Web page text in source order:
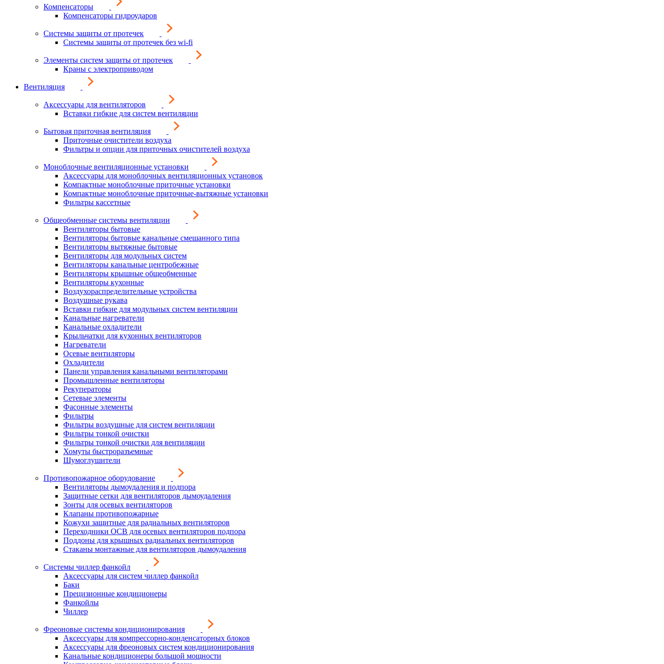
Компенсаторы
Компенсаторы гидроударов
Системы защиты от протечек
Системы защиты от протечек без wi-fi
Элементы систем защиты от протечек
Краны с электроприводом
Вентиляция
Аксессуары для вентиляторов
Вставки гибкие для систем вентиляции
Бытовая приточная вентиляция
Приточные очистители воздуха
Фильтры и опции для приточных очистителей воздуха
Моноблочные вентиляционные установки
Аксессуары для моноблочных вентиляционных установок
Компактные моноблочные приточные установки
Компактные моноблочные приточные-вытяжные установки
Фильтры кассетные
Общеобменные системы вентиляции
Вентиляторы бытовые
Вентиляторы бытовые канальные смешанного типа
Вентиляторы вытяжные бытовые
Вентиляторы для модульных систем
Вентиляторы канальные центробежные
Вентиляторы крышные общеобменные
Вентиляторы кухонные
Воздухораспределительные устройства
Воздушные рукава
Вставки гибкие для модульных систем вентиляции
Канальные нагреватели
Канальные охладители
Крыльчатки для кухонных вентиляторов
Нагреватели
Осевые вентиляторы
Охладители
Панели управления канальными вентиляторами
Промышленные вентиляторы
Рекуператоры
Сетевые элементы
Фасонные элементы
Фильтры
Фильтры воздушные для систем вентиляции
Фильтры тонкой очистки
Фильтры тонкой очистки для вентиляции
Хомуты быстроразъемные
Шумоглушители
Противопожарное оборудование
Вентиляторы дымоудаления и подпора
Защитные сетки для вентиляторов дымоудаления
Зонты для осевых вентиляторов
Клапаны противопожарные
Кожухи защитные для радиальных вентиляторов
Переходники ОСВ для осевых вентиляторов подпора
Поддоны для крышных радиальных вентиляторов
Стаканы монтажные для вентиляторов дымоудаления
Системы чиллер фанкойл
Аксессуары для систем чиллер фанкойл
Баки
Прецизионные кондиционеры
Фанкойлы
Чиллер
Фреоновые системы кондиционирования
Аксессуары для компрессорно-конденсаторных блоков
Аксессуары для фреоновых систем кондиционирования
Канальные кондиционеры большой мощности